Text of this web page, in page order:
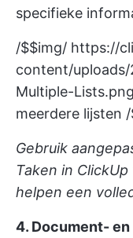
specifieke
/$$img/ https://
content/
Multiple-Lists.png
meerdere lijsten
Gebruik
Taken in
helpen een
4. Document-